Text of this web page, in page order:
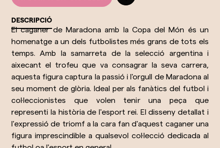
DESCRIPCIÓ
El caganer de Maradona amb la Copa del Món és un
homenatge a un dels futbolistes més grans de tots els
temps. Amb la samarreta de la selecció argentina i
aixecant el trofeu que va consagrar la seva carrera,
aquesta figura captura la passió i l'orgull de Maradona al
seu moment de glòria. Ideal per als fanàtics del futbol i
col·leccionistes que volen tenir una peça que
representi la història de l'esport rei. El disseny detallat i
l'expressió de triomf a la cara fan d'aquest caganer una
figura imprescindible a qualsevol col·lecció dedicada al